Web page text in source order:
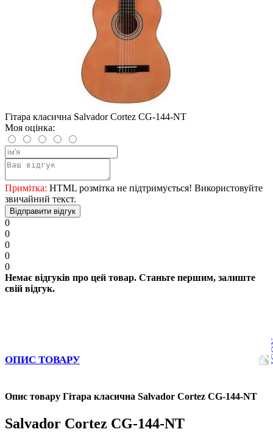
Гітара класична Salvador Cortez CG-144-NT
Моя оцінка:
Примітка: HTML розмітка не підтримується! Використовуйте
звичайний текст.
Відправити відгук
0
0
0
0
0
Немає відгуків про цей товар. Станьте першим, залиште
свій відгук.
ОПИС ТОВАРУ
Опис товару Гітара класична Salvador Cortez CG-144-NT
Salvador Cortez CG-144-NT